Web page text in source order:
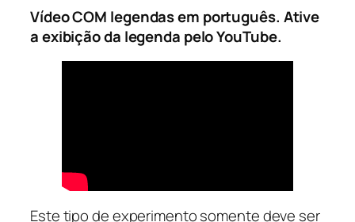
Vídeo COM legendas em português. Ative
a exibição da legenda pelo YouTube.
Este tipo de experimento somente deve ser